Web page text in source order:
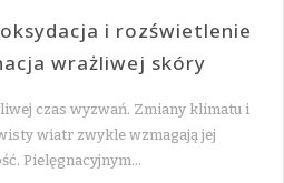
i rozświetlenie
wrażliwej skóry
czas wyzwań. Zmiany klimatu i
wiatr zwykle wzmagają jej
Pielęgnacyjnym…